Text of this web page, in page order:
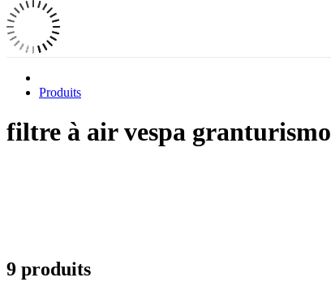
Produits
filtre à air vespa granturismo
9 produits